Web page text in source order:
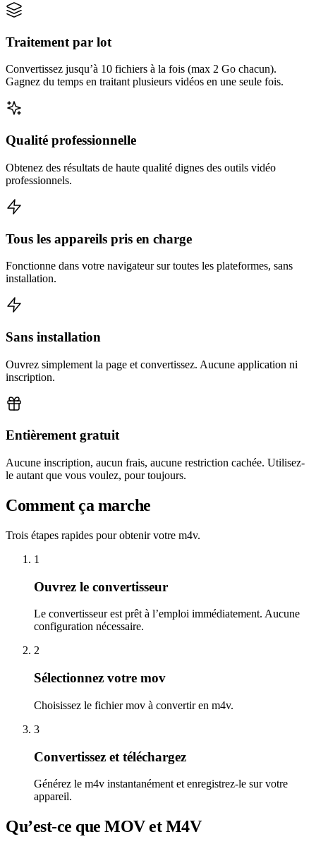
Traitement par lot
Convertissez jusqu’à 10 fichiers à la fois (max 2 Go chacun).
Gagnez du temps en traitant plusieurs vidéos en une seule fois.
Qualité professionnelle
Obtenez des résultats de haute qualité dignes des outils vidéo
professionnels.
Tous les appareils pris en charge
Fonctionne dans votre navigateur sur toutes les plateformes, sans
installation.
Sans installation
Ouvrez simplement la page et convertissez. Aucune application ni
inscription.
Entièrement gratuit
Aucune inscription, aucun frais, aucune restriction cachée. Utilisez-
le autant que vous voulez, pour toujours.
Comment ça marche
Trois étapes rapides pour obtenir votre m4v.
1
Ouvrez le convertisseur
Le convertisseur est prêt à l’emploi immédiatement. Aucune
configuration nécessaire.
2
Sélectionnez votre mov
Choisissez le fichier mov à convertir en m4v.
3
Convertissez et téléchargez
Générez le m4v instantanément et enregistrez-le sur votre
appareil.
Qu’est-ce que MOV et M4V